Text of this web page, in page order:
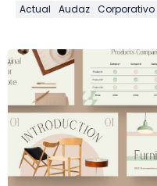
Actual Audaz Corporativo